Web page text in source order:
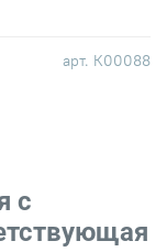
арт. К00088
с